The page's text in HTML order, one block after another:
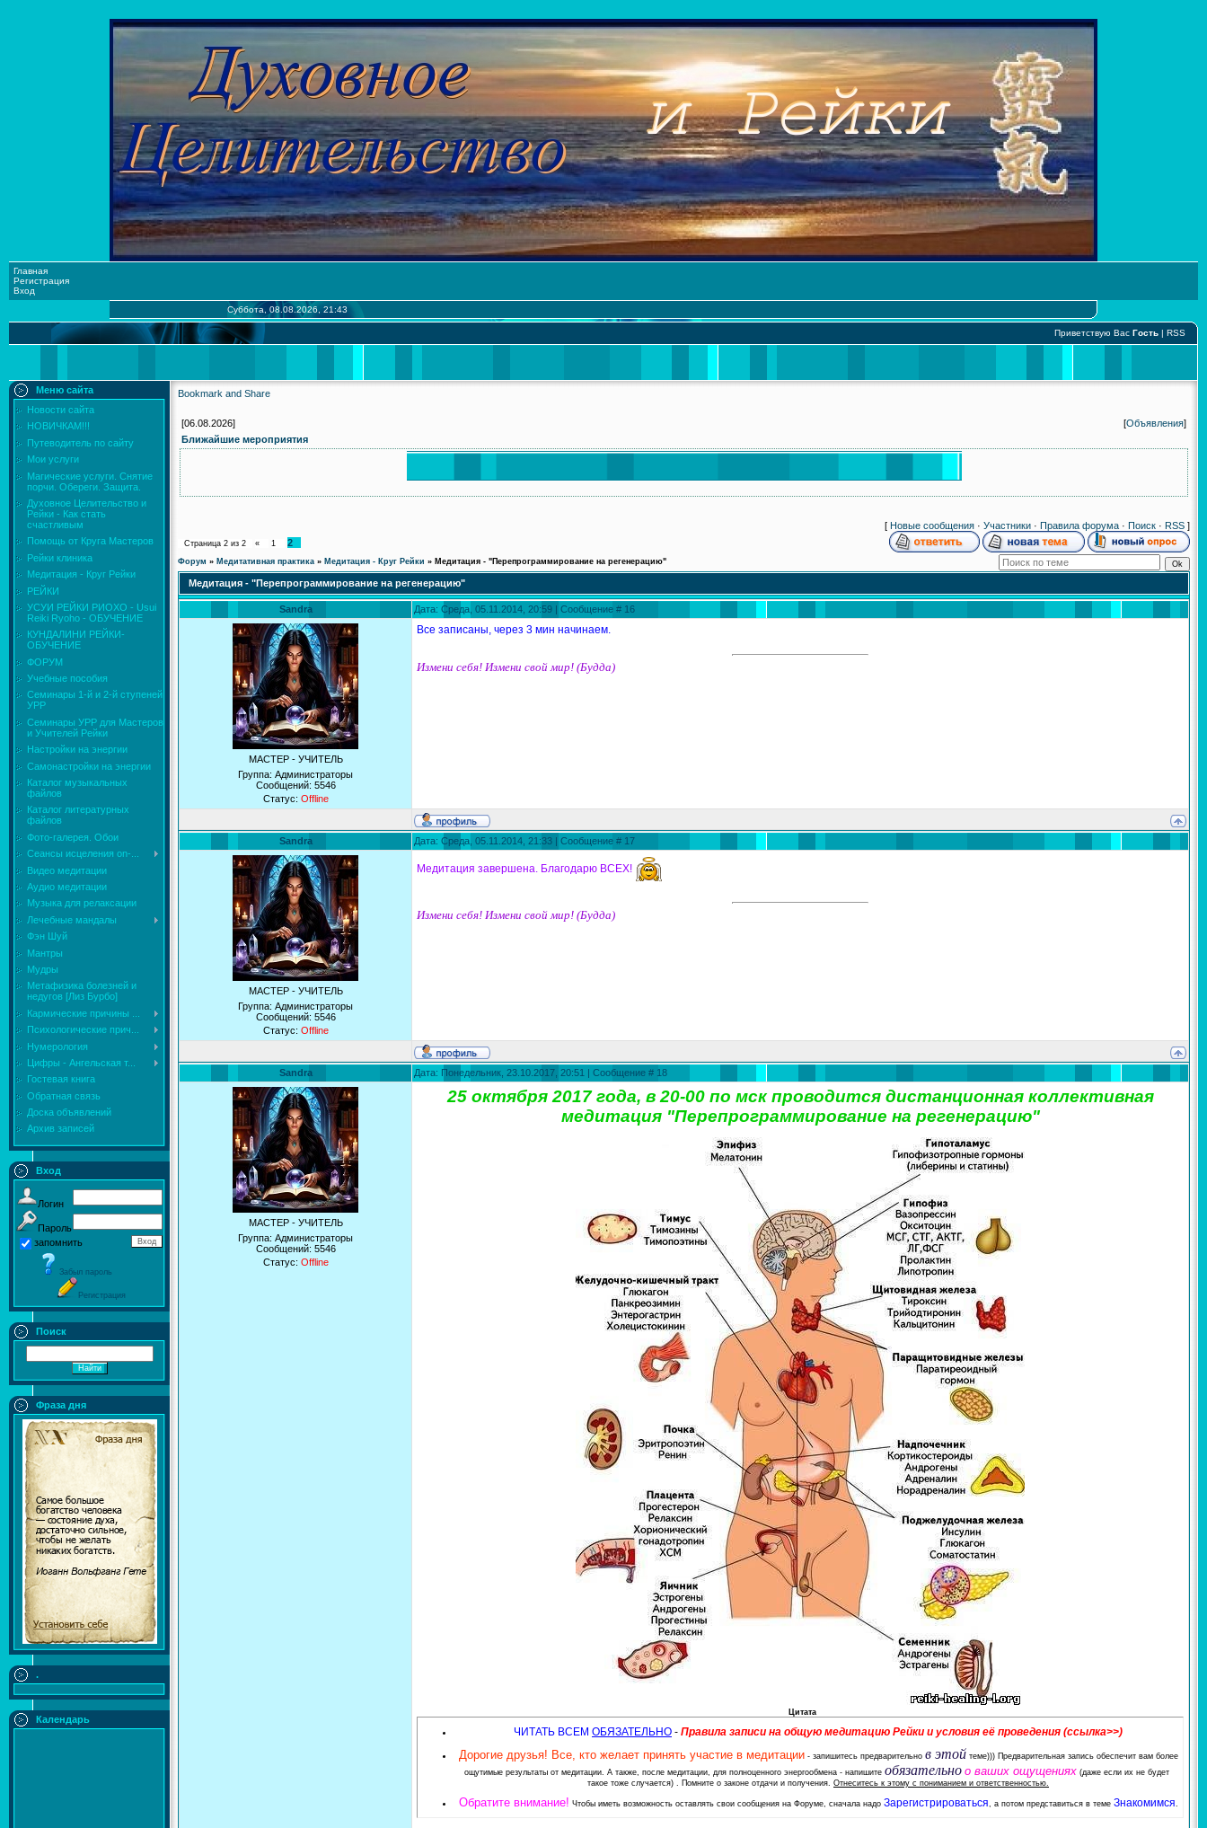
Главная
Регистрация
Вход
Суббота, 08.08.2026, 21:43
Приветствую Вас Гость | RSS
Меню сайта
Новости сайта
НОВИЧКАМ!!!
Путеводитель по сайту
Мои услуги
Магические услуги. Снятие
порчи. Обереги. Защита.
Духовное Целительство и
Рейки - Как стать
счастливым
Помощь от Круга Мастеров
Рейки клиника
Медитация - Круг Рейки
РЕЙКИ
УСУИ РЕЙКИ РИОХО - Usui
Reiki Ryoho - ОБУЧЕНИЕ
КУНДАЛИНИ РЕЙКИ-
ОБУЧЕНИЕ
ФОРУМ
Учебные пособия
Семинары 1-й и 2-й ступеней
УРР
Семинары УРР для Мастеров
и Учителей Рейки
Настройки на энергии
Самонастройки на энергии
Каталог музыкальных
файлов
Каталог литературных
файлов
Фото-галерея. Обои
Сеансы исцеления on-...
Видео медитации
Аудио медитации
Музыка для релаксации
Лечебные мандалы
Фэн Шуй
Мантры
Мудры
Mетафизика болезней и
недугов [Лиз Бурбо]
Кармические причины ...
Психологические прич...
Нумерология
Цифры - Ангельская т...
Гостевая книга
Обратная связь
Доска объявлений
Архив записей
Вход
Логин
Пароль
запомнить
Забыл пароль
Регистрация
Поиск
Фраза дня
.
Календарь
[06.08.2026] [Объявления]
Ближайшие мероприятия
[ Новые сообщения · Участники · Правила форума · Поиск · RSS ]
Страница 2 из 2 « 1 2
Форум » Медитативная практика » Медитация - Круг Рейки » Медитация - "Перепрограммирование на регенерацию"
Медитация - "Перепрограммирование на регенерацию"
Sandra Дата: Среда, 05.11.2014, 20:59 | Сообщение # 16
МАСТЕР - УЧИТЕЛЬ
Группа: Администраторы
Сообщений: 5546
Статус: Offline
Все записаны, через 3 мин начинаем.
Измени себя! Измени свой мир! (Будда)
Sandra Дата: Среда, 05.11.2014, 21:33 | Сообщение # 17
МАСТЕР - УЧИТЕЛЬ
Группа: Администраторы
Сообщений: 5546
Статус: Offline
Медитация завершена. Благодарю ВСЕХ!
Измени себя! Измени свой мир! (Будда)
Sandra Дата: Понедельник, 23.10.2017, 20:51 | Сообщение # 18
МАСТЕР - УЧИТЕЛЬ
Группа: Администраторы
Сообщений: 5546
Статус: Offline
25 октября 2017 года, в 20-00 по мск проводится дистанционная коллективная
медитация "Перепрограммирование на регенерацию"
Цитата
ЧИТАТЬ ВСЕМ ОБЯЗАТЕЛЬНО - Правила записи на общую медитацию Рейки и условия её проведения (ссылка>>)
Дорогие друзья! Все, кто желает принять участие в медитации - запишитесь предварительно в этойтеме))) Предварительная запись обеспечит вам более
ощутимые результаты от медитации. А также, после медитации, для полноценного энергообмена - напишите обязательно о ваших ощущениях (даже если их не будет
такое тоже случается) . Помните о законе отдачи и получения. Отнеситесь к этому с пониманием и ответственностью.
Обратите внимание! Чтобы иметь возможность оставлять свои сообщения на Форуме, сначала надо Зарегистрироваться, а потом представиться в теме Знакомимся.